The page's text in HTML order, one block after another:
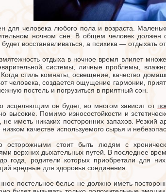
для человека любого пола и возраста.
ночном сне. В общем человек должен
восстанавливаться, а психика — отдыхать
отдыха в ночное время влияет
системы, личные проблемы,
стиль комнаты, освещение, качество
человека, создается ощущение гармонии,
постель и погрузиться в приятный сон.
исцеляющим он будет, во многом зависит от
высокие. Помимо износостойкости и
не иметь никаких посторонних запахов. Резкий
низком качестве используемого сырья и
осторожными стоит быть людям с
верхних дыхательных путей. В последнее
года, родители которых приобретали для
вредные для здоровья соединения.
постельное белье не должно иметь